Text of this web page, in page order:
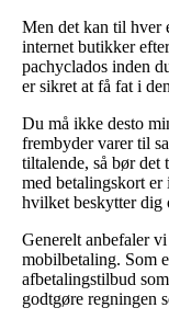
Men det kan til hver
internet butikker
pachyclados inden
er sikret at få fat i
Du må ikke desto
frembyder varer til
tiltalende, så bør
med betalingskort
hvilket beskytter dig
Generelt anbefaler
mobilbetaling. Som
afbetalingstilbud
godtgøre regningen